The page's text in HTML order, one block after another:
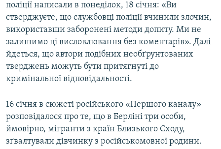
поліції написали в понеділок, 18 січня: «Ви
стверджуєте, що службовці поліції вчинили злочин,
використавши заборонені методи допиту. Ми не
залишимо ці висловлювання без коментарів». Далі
йдеться, що автори подібних необґрунтованих
тверджень можуть бути притягнуті до
кримінальної відповідальності.
16 січня в сюжеті російського «Першого каналу»
розповідалося про те, що в Берліні три особи,
ймовірно, мігранти з країн Близького Сходу,
зґвалтували дівчинку з російськомовної родини.